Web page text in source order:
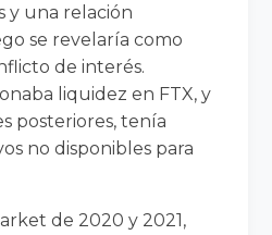
y una relación
se revelaría como
de interés.
liquidez en FTX, y
posteriores, tenía
no disponibles para
de 2020 y 2021,